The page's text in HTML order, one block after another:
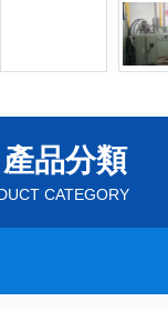
產品分類
CATEGORY